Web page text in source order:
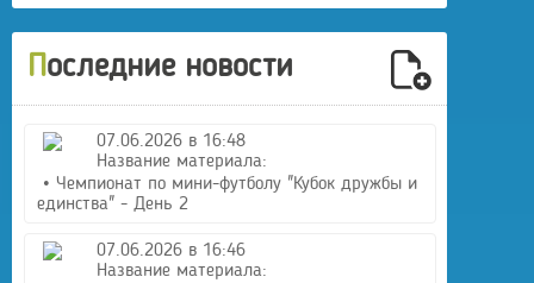
Последние новости
07.06.2026 в 16:48
Название материала:
• Чемпионат по мини-футболу "Кубок дружбы и
единства" - День 2
07.06.2026 в 16:46
Название материала: